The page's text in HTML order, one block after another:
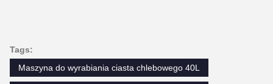
Tags:
Maszyna do wyrabiania ciasta chlebowego 40L